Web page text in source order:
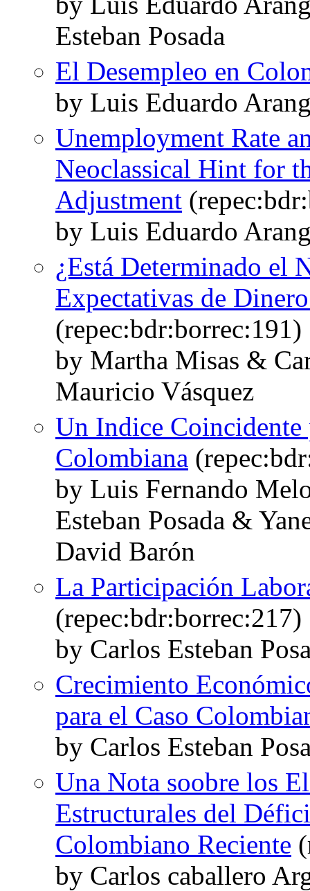
Esteban Posada
El Desempleo en
by Luis Eduardo
Unemployment Rate
Neoclassical Hint for
Adjustment
by Luis Eduardo
¿Está Determinado el
Expectativas de
(repec:bdr:borrec:191)
by Martha Misas &
Mauricio Vásquez
Un Indice
Colombiana
by Luis Fernando
Esteban Posada &
David Barón
La Participación
(repec:bdr:borrec:217)
by Carlos Esteban
Crecimiento
para el Caso
by Carlos Esteban
Una Nota soobre los
Estructurales del
Colombiano Reciente
by Carlos caballero